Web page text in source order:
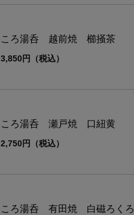
木製用品
天然木(ハンノキ）
ころ湯呑 越前焼 櫛掻茶
3,850円（税込）
ころ湯呑 瀬戸焼 口紐黄
2,750円（税込）
ころ湯呑 有田焼 白磁ろくろ